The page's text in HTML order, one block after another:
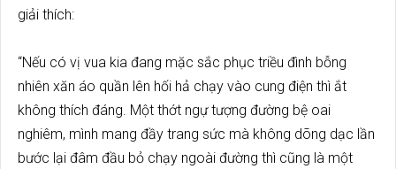
giải thích:
“Nếu có vị vua kia đang mặc sắc phục triều đình bỗng
nhiên xăn áo quần lên hối hả chạy vào cung điện thì ắt
không thích đáng. Một thớt ngự tượng đường bệ oai
nghiêm, mình mang đầy trang sức mà không dõng dạc lần
bước lại đâm đầu bỏ chạy ngoài đường thì cũng là một